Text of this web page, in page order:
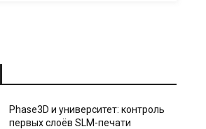
Phase3D и университет: контроль
первых слоёв SLM-печати